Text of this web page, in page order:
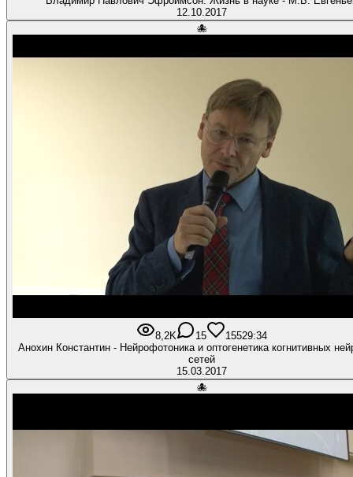
12.10.2017
🐙
8,2K 15 15529:34
Анохин Константин - Нейрофотоника и оптогенетика когнитивных
сетей
15.03.2017
🐙